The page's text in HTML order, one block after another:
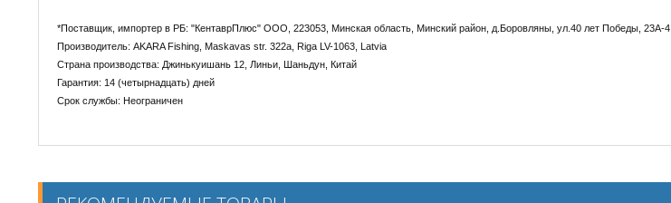
*Поставщик, импортер в РБ: "КентаврПлюс" ООО, 223053, Минская область, Минский район, д.Боровляны, ул.40 лет Победы, 23А-4
Производитель: AKARA Fishing, Maskavas str. 322a, Riga LV-1063, Latvia
Страна производства: Джинькуишань 12, Линьи, Шаньдун, Китай
Гарантия: 14 (четырнадцать) дней
Срок службы: Неограничен